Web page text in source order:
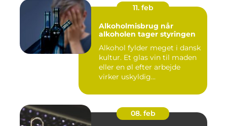
11. feb
Alkoholmisbrug når
alkoholen tager styringen
Alkohol fylder meget i dansk
kultur. Et glas vin til maden
eller en øl efter arbejde
virker uskyldig...
08. feb